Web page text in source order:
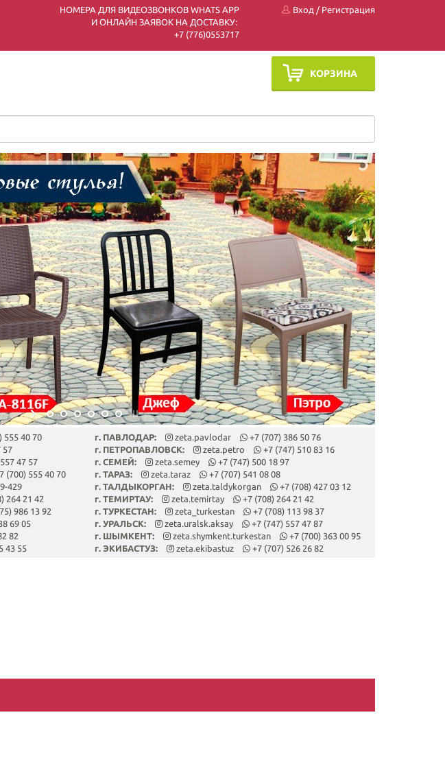
НОМЕРА ДЛЯ ВИДЕОЗВОНКОВ WHATS APP
И ОНЛАЙН ЗАЯВОК НА ДОСТАВКУ:
+7 (776)0553717
Вход / Регистрация
КОРЗИНА
555 40 70
57
47 57
(700) 555 40 70
429
264 21 42
986 13 92
69 05
82
43 55
г. ПАВЛОДАР: zeta.pavlodar
+7 (707) 386 50 76
г. ПЕТРОПАВЛОВСК:
zeta.petro
+7 (747) 510 83 16
г. СЕМЕЙ:
zeta.semey
+7 (747) 500 18 97
г. ТАРАЗ:
zeta.taraz
+7 (707) 541 08 08
г. ТАЛДЫКОРГАН:
zeta.taldykorgan
+7 (708) 427 03 12
г. ТЕМИРТАУ:
zeta.temirtay
+7 (708) 264 21 42
г. ТУРКЕСТАН:
zeta_turkestan
+7 (708) 113 98 37
г. УРАЛЬСК:
zeta.uralsk.aksay
+7 (747) 557 47 87
г. ШЫМКЕНТ:
zeta.shymkent.turkestan
+7 (700) 363 00 95
г. ЭКИБАСТУЗ:
zeta.ekibastuz +7 (707) 526 26 82